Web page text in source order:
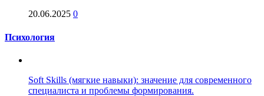
20.06.2025 0
Психология
Soft Skills (мягкие навыки): значение для современного
специалиста и проблемы формирования.